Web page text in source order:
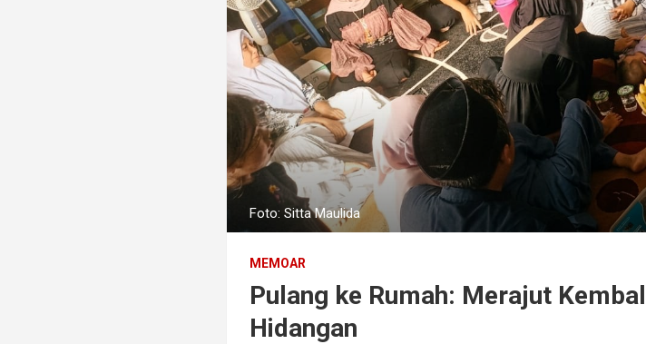
Foto: Sitta Maulida
MEMOAR
Pulang ke Rumah: Merajut
Hidangan